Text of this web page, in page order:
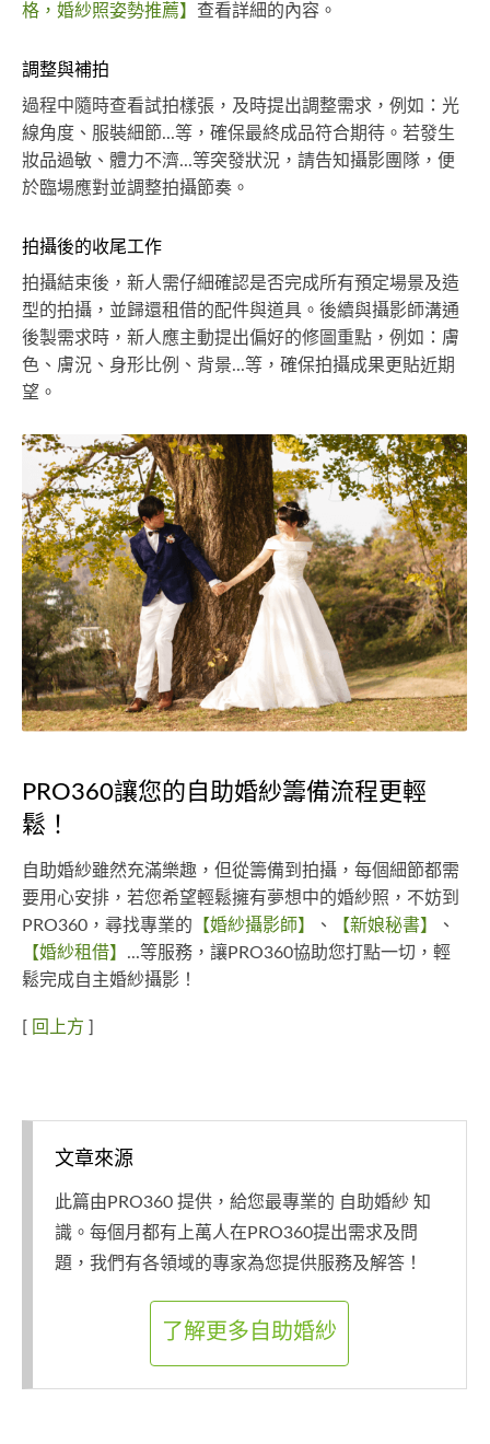
格，婚紗照姿勢推薦】 查看詳細的內容。
調整與補拍
過程中隨時查看試拍樣張，及時提出調整需求，例如：光
線角度、服裝細節...等，確保最終成品符合期待。若發生
妝品過敏、體力不濟...等突發狀況，請告知攝影團隊，便
於臨場應對並調整拍攝節奏。
拍攝後的收尾工作
拍攝結束後，新人需仔細確認是否完成所有預定場景及造
型的拍攝，並歸還租借的配件與道具。後續與攝影師溝通
後製需求時，新人應主動提出偏好的修圖重點，例如：膚
色、膚況、身形比例、背景...等，確保拍攝成果更貼近期
望。
PRO360讓您的自助婚紗籌備流程更輕
鬆！
自助婚紗雖然充滿樂趣，但從籌備到拍攝，每個細節都需
要用心安排，若您希望輕鬆擁有夢想中的婚紗照，不妨到
PRO360，尋找專業的 【婚紗攝影師】 、 【新娘秘書】
、
【婚紗租借】 ...等服務，讓PRO360協助您打點一切，輕
鬆完成自主婚紗攝影！
[ 回上方 ]
文章來源
此篇由PRO360 提供，給您最專業的 自助婚紗 知
識。每個月都有上萬人在PRO360提出需求及問
題，我們有各領域的專家為您提供服務及解答！
了解更多自助婚紗